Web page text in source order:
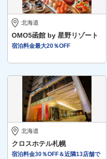
北海道
OMO5函館 by 星野リゾート
宿泊料金最大20％OFF
北海道
クロスホテル札幌
宿泊料金30％OFF＆近隣13店舗で